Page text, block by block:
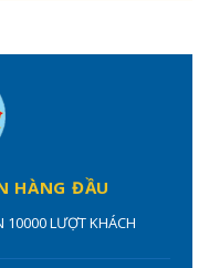
HÀNG ĐẦU
10000 LƯỢT KHÁCH